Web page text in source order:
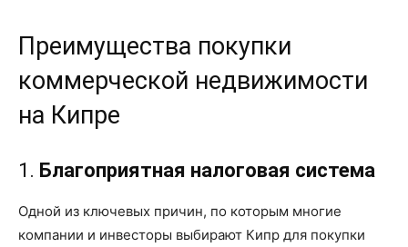
Преимущества покупки
коммерческой недвижимости
на Кипре
1. Благоприятная налоговая система
Одной из ключевых причин, по которым многие
компании и инвесторы выбирают Кипр для покупки